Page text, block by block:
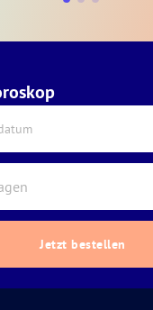
Jetzt bestellen